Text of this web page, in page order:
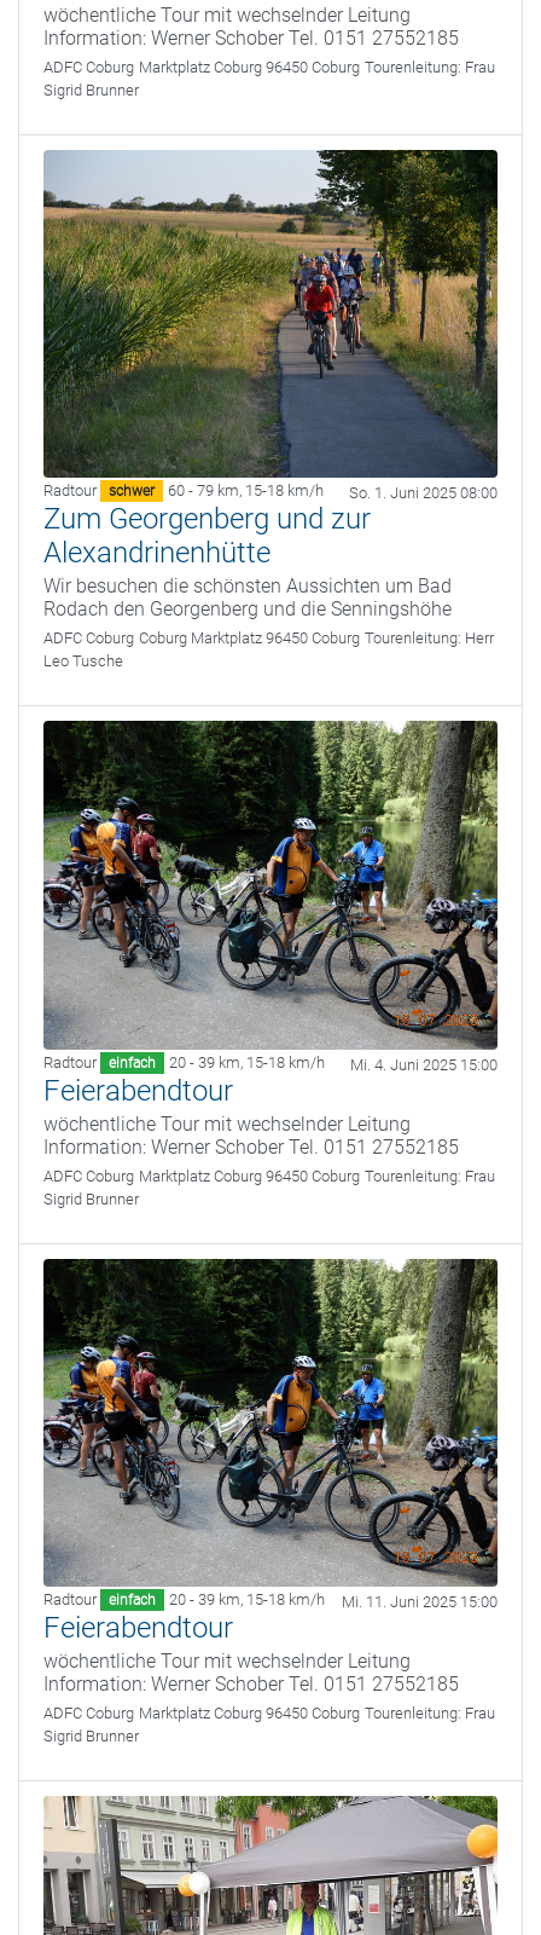
wöchentliche Tour mit wechselnder Leitung
Information: Werner Schober Tel. 0151 27552185
ADFC Coburg Marktplatz Coburg 96450 Coburg Tourenleitung: Frau
Sigrid Brunner
Radtour schwer 60 - 79 km, 15-18 km/h So. 1. Juni 2025 08:00
Zum Georgenberg und zur
Alexandrinenhütte
Wir besuchen die schönsten Aussichten um Bad
Rodach den Georgenberg und die Senningshöhe
ADFC Coburg Coburg Marktplatz 96450 Coburg Tourenleitung: Herr
Leo Tusche
Radtour einfach 20 - 39 km, 15-18 km/h Mi. 4. Juni 2025 15:00
Feierabendtour
wöchentliche Tour mit wechselnder Leitung
Information: Werner Schober Tel. 0151 27552185
ADFC Coburg Marktplatz Coburg 96450 Coburg Tourenleitung: Frau
Sigrid Brunner
Radtour einfach 20 - 39 km, 15-18 km/h Mi. 11. Juni 2025 15:00
Feierabendtour
wöchentliche Tour mit wechselnder Leitung
Information: Werner Schober Tel. 0151 27552185
ADFC Coburg Marktplatz Coburg 96450 Coburg Tourenleitung: Frau
Sigrid Brunner